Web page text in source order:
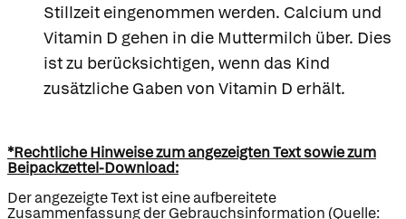
Stillzeit eingenommen werden. Calcium und
Vitamin D gehen in die Muttermilch über. Dies
ist zu berücksichtigen, wenn das Kind
zusätzliche Gaben von Vitamin D erhält.
*Rechtliche Hinweise zum angezeigten Text sowie zum
Beipackzettel-Download:
Der angezeigte Text ist eine aufbereitete
Zusammenfassung der Gebrauchsinformation (Quelle: